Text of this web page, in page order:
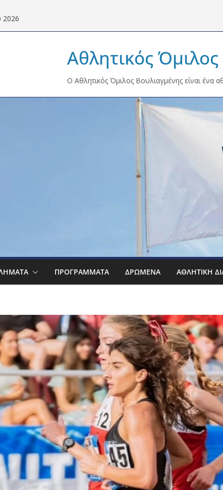
2026
Αθλητικός
Ο Αθλητικός Όμιλος Βουλιαγμένης είναι ένα
ΠΡΟΓΡΆΜΜΑΤΑ ΔΡΩΜΕΝΑ ΑΘΛΗΤΙΚΉ